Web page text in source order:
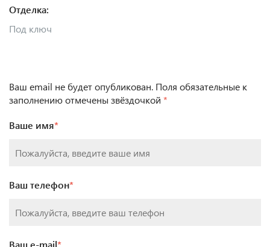
Отделка:
Под ключ
Ваш email не будет опубликован. Поля обязательные к
заполнению отмечены звёздочкой *
Ваше имя*
Ваш телефон*
Ваш e-mail*